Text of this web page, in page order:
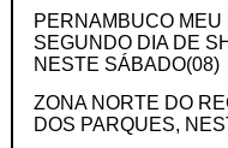
PERNAMBUCO MEU
SEGUNDO DIA DE
NESTE SÁBADO(08)
ZONA NORTE DO
DOS PARQUES,